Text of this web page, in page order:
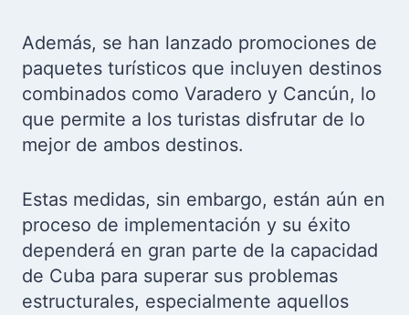
Además, se han lanzado promociones de
paquetes turísticos que incluyen destinos
combinados como Varadero y Cancún, lo
que permite a los turistas disfrutar de lo
mejor de ambos destinos.
Estas medidas, sin embargo, están aún en
proceso de implementación y su éxito
dependerá en gran parte de la capacidad
de Cuba para superar sus problemas
estructurales, especialmente aquellos